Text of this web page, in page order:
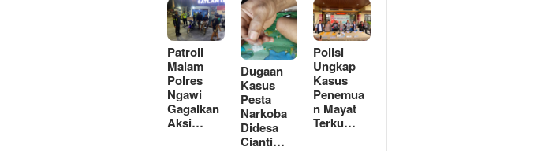
Patroli
Malam
Polres
Ngawi
Gagalkan
Aksi…
Dugaan
Kasus
Pesta
Narkoba
Didesa
Cianti…
Polisi
Ungkap
Kasus
Penemua
n Mayat
Terku…